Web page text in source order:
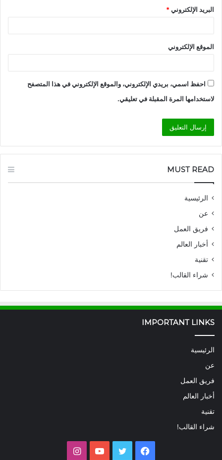
البريد الإلكتروني*
الموقع الإلكتروني
احفظ اسمي، بريدي الإلكتروني، والموقع الإلكتروني في هذا المتصفح
لاستخدامها المرة المقبلة في تعليقي.
MUST READ
الرئيسية
عن
فريق العمل
أخبار العالم
تقنية
شراء القالب!
IMPORTANT LINKS
الرئيسية
عن
فريق العمل
أخبار العالم
تقنية
شراء القالب!
فيسبوك تويتر يوتيوب